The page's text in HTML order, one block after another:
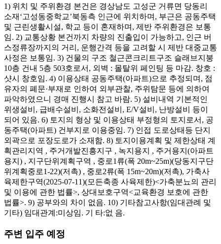
1) 위치 및 주위환경 본건은 경상남도 고성군 거류면 당동리
소재‘고성동중학교’북동측 인근에 위치하며, 부근은 공동주택
및 근린생활시설, 학교 등이 혼재하며, 제반 주위환경은 보통
임. 2) 교통상황 본건까지 차량의 진출입이 가능하고, 인근 버
스정류장까지의 거리, 운행간격 등을 고려할 시 제반 대중교통
사정은 보통임. 3) 건물의 구조 철근콘크리트구조 슬래브지붕
10층 건내 5층 503호로서, 외벽 : 몰탈위 페인팅 등 마감. 창호 :
샷시 창호임. 4) 이용상태 공동주택(아파트)으로 추정되며, 점
유자의 폐문·부재로 인하여 외부관찰, 주위탐문 등에 의하여
파악하였으니 경매 진행시 참고 바람. 5) 설비내역 기본적인
위생설비, 급배수설비, 소화전설비, E/V설비, 난방설비 등이
되어 있음. 6) 토지의 형상 및 이용상태 부정형의 토지로서, 공
동주택(아파트) 건부지로 이용중임. 7) 인접 도로상태등 단지
외곽으로 포장도로가 소재함. 8) 토지이용계획 및 제한상태 계
획관리지역 , 주거개발진흥지구 , 녹지용지 , 주거용지(아파트
용지) , 지구단위계획구역 , 중로1류(폭 20m~25m)(당동지구단
위계획중로1-22)(저촉) , 중로2류(폭 15m~20m)(저촉), 가축사
육제한구역(2025-07-11)(모든축종 사육제한)<가축분뇨의 관리
및 이용에 관한 법률>, 상대보호구역<교육환경 보호에 관한
법률>. 9) 공부와의 차이 없음. 10) 기타참고사항(임대관례 및
기타) 임대관계:미상임. 기 타:없 음.
주변 입주 예정